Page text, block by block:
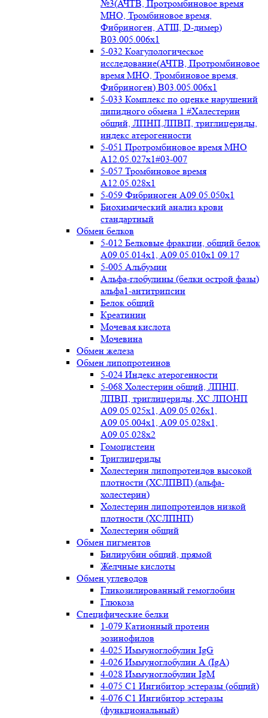
№3(АЧТВ, Протромбиновое время
МНО, Тромбиновое время,
Фибриноген, АТIII, D-димер)
B03.005.006x1
5-032 Коагулологическое
исследование(АЧТВ, Протромбиновое
время МНО, Тромбиновое время,
Фибриноген) B03.005.006x1
5-033 Комплекс по оценке нарушений
липидного обмена 1 #Халестерин
общий, ЛПНП,ЛПВП, триглицериды,
индекс атерогенности
5-051 Протромбиновое время МНО
А12.05.027x1#03-007
5-057 Тромбиновое время
А12.05.028x1
5-059 Фибриноген А09.05.050x1
Биохимический анализ крови
стандартный
Обмен белков
5-012 Белковые фракции, общий белок
А09.05.014х1, А09.05.010х1 09.17
5-005 Альбумин
Альфа-глобулины (белки острой фазы)
альфа1-антитрипсин
Белок общий
Креатинин
Мочевая кислота
Мочевина
Обмен железа
Обмен липопротеинов
5-024 Индекс атерогенности
5-068 Холестерин общий, ЛПНП,
ЛПВП, триглицериды, ХС ЛПОНП
А09.05.025x1, A09.05.026х1,
А09.05.004х1, А09.05.028х1,
А09.05.028х2
Гомоцистеин
Триглицериды
Холестерин липопротеидов высокой
плотности (ХСЛПВП) (альфа-
холестерин)
Холестерин липопротеидов низкой
плотности (ХСЛПНП)
Холестерин общий
Обмен пигментов
Билирубин общий, прямой
Желчные кислоты
Обмен углеводов
Гликозилированный гемоглобин
Глюкоза
Специфические белки
1-079 Катионный протеин
эозинофилов
4-025 Иммуноглобулин IgG
4-026 Иммуноглобулин А (IgA)
4-028 Иммуноглобулин IgM
4-075 С1 Ингибитор эстеразы (общий)
4-076 С1 Ингибитор эстеразы
(функциональный)